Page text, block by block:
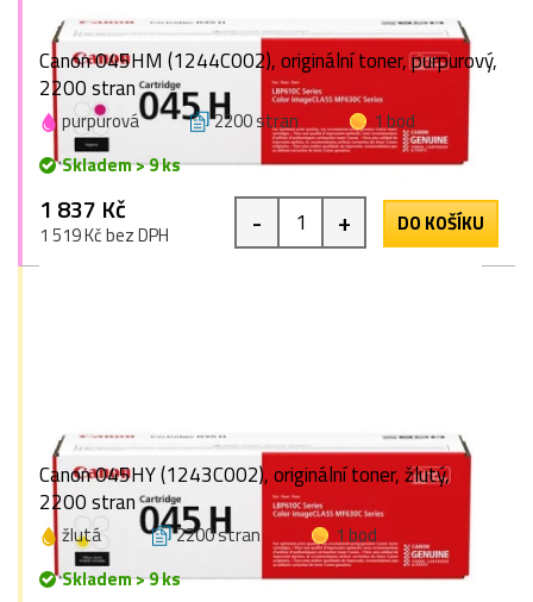
Canon 045HM (1244C002), originální toner, purpurový,
2200 stran
purpurová 2200 stran
1 bod
Skladem > 9 ks
1 837 Kč
1 519 Kč bez DPH - + DO KOŠÍKU
Canon 045HY (1243C002), originální toner, žlutý,
2200 stran
žlutá 2200 stran
1 bod
Skladem > 9 ks